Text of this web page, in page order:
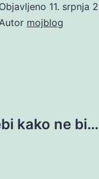
Objavljeno 11. srpnja
Autor mojblog
kako ne bi…